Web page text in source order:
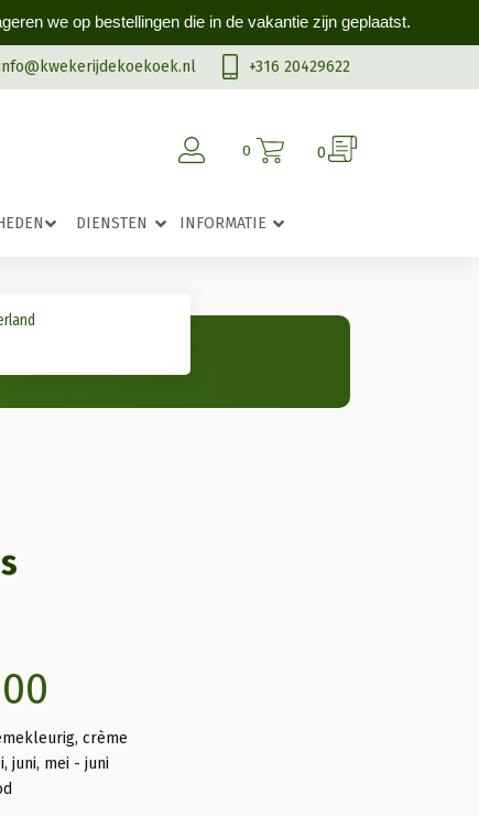
we op bestellingen die in de vakantie zijn geplaatst.
+316 20429622
0
0
DIENSTEN INFORMATIE
€35,00
tot
crème
juni, mei - juni